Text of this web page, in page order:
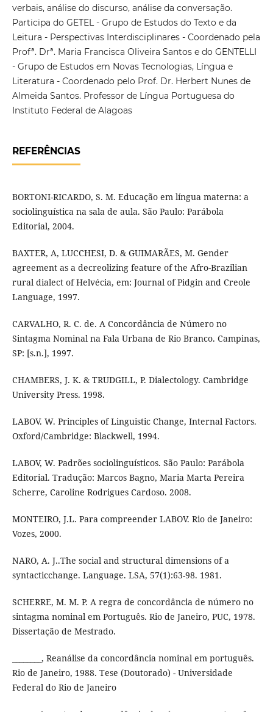
verbais, análise do discurso, análise da conversação.
Participa do GETEL - Grupo de Estudos do Texto e da
Leitura - Perspectivas Interdisciplinares - Coordenado pela
Profª. Drª. Maria Francisca Oliveira Santos e do GENTELLI
- Grupo de Estudos em Novas Tecnologias, Língua e
Literatura - Coordenado pelo Prof. Dr. Herbert Nunes de
Almeida Santos. Professor de Língua Portuguesa do
Instituto Federal de Alagoas
REFERÊNCIAS
BORTONI-RICARDO, S. M. Educação em língua materna: a
sociolinguística na sala de aula. São Paulo: Parábola
Editorial, 2004.
BAXTER, A, LUCCHESI, D. & GUIMARÃES, M. Gender
agreement as a decreolizing feature of the Afro-Brazilian
rural dialect of Helvécia, em: Journal of Pidgin and Creole
Language, 1997.
CARVALHO, R. C. de. A Concordância de Número no
Sintagma Nominal na Fala Urbana de Rio Branco. Campinas,
SP: [s.n.], 1997.
CHAMBERS, J. K. & TRUDGILL, P. Dialectology. Cambridge
University Press. 1998.
LABOV. W. Principles of Linguistic Change, Internal Factors.
Oxford/Cambridge: Blackwell, 1994.
LABOV, W. Padrões sociolinguísticos. São Paulo: Parábola
Editorial. Tradução: Marcos Bagno, Maria Marta Pereira
Scherre, Caroline Rodrigues Cardoso. 2008.
MONTEIRO, J.L. Para compreender LABOV. Rio de Janeiro:
Vozes, 2000.
NARO, A. J..The social and structural dimensions of a
syntacticchange. Language. LSA, 57(1):63-98. 1981.
SCHERRE, M. M. P. A regra de concordância de número no
sintagma nominal em Português. Rio de Janeiro, PUC, 1978.
Dissertação de Mestrado.
________, Reanálise da concordância nominal em português.
Rio de Janeiro, 1988. Tese (Doutorado) - Universidade
Federal do Rio de Janeiro